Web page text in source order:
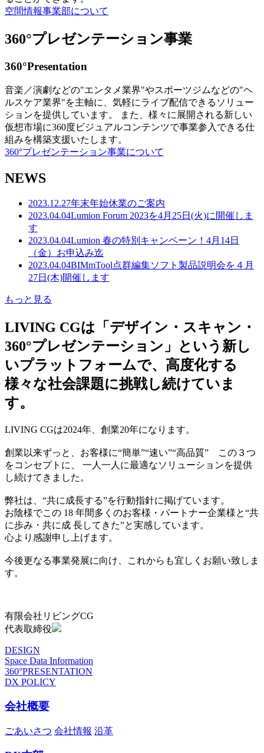
空間情報事業部について
360°プレゼンテーション事業
360°Presentation
音楽／演劇などの"エンタメ業界"やスポーツジムなどの"ヘ
ルスケア業界"を主軸に、気軽にライブ配信できるソリュー
ションを提供しています。 また、様々に展開される新しい
仮想市場に360度ビジュアルコンテンツで事業参入できる仕
組みを構築支援いたします。
360°プレゼンテーション事業について
NEWS
2023.12.27年末年始休業のご案内
2023.04.04Lumion Forum 2023を4月25日(火)に開催しま
す
2023.04.04Lumion 春の特別キャンペーン！4月14日
（金）お申込み迄
2023.04.04BIMmTool点群編集ソフト製品説明会を４月
27日(木)開催します
もっと見る
LIVING CGは「デザイン・スキャン・
360°プレゼンテーション」という新し
いプラットフォームで、高度化する
様々な社会課題に挑戦し続けていま
す。
LIVING CGは2024年、創業20年になります。
創業以来ずっと、お客様に“簡単”“速い”“高品質” この３つ
をコンセプトに、 一人一人に最適なソリューションを提供
し続けてきました。
弊社は、“共に成長する”を行動指針に掲げています。
お陰様でこの 18 年間多くのお客様・パートナー企業様と“共
に歩み・共に成 長してきた”と実感しています。
心より感謝申し上げます。
今後更なる事業発展に向け、これからも宜しくお願い致しま
す。
有限会社リビングCG
代表取締役
DESIGN
Space Data Information
360°PRESENTATION
DX POLICY
会社概要
ごあいさつ 会社情報 沿革